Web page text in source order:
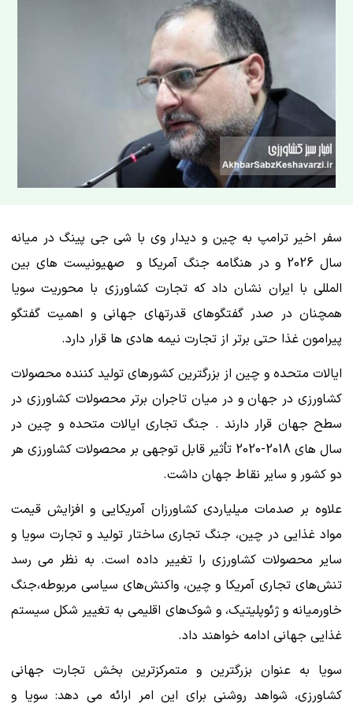
سفر اخیر ترامپ به چین و دیدار وی با شی جی پینگ در میانه
سال 2026 و در هنگامه جنگ آمریکا و صهیونیست های بین
المللی با ایران نشان داد که تجارت کشاورزی با محوریت سویا
همچنان در صدر گفتگوهای قدرتهای جهانی و اهمیت گفتگو
پیرامون غذا حتی برتر از تجارت نیمه هادی ها قرار دارد.
ایالات متحده و چین از بزرگترین کشورهای تولید کننده محصولات
کشاورزی در جهان و در میان تاجران برتر محصولات کشاورزی در
سطح جهان قرار دارند . جنگ تجاری ایالات متحده و چین در
سال های 2018-2020 تأثیر قابل توجهی بر محصولات کشاورزی هر
دو کشور و سایر نقاط جهان داشت.
علاوه بر صدمات میلیاردی کشاورزان آمریکایی و افزایش قیمت
مواد غذایی در چین، جنگ تجاری ساختار تولید و تجارت سویا و
سایر محصولات کشاورزی را تغییر داده است. به نظر می رسد
تنش‌های تجاری آمریکا و چین، واکنش‌های سیاسی مربوطه،جنگ
خاورمیانه و ژئوپلیتیک، و شوک‌های اقلیمی به تغییر شکل سیستم
غذایی جهانی ادامه خواهند داد.
سویا به عنوان بزرگترین و متمرکزترین بخش تجارت جهانی
کشاورزی، شواهد روشنی برای این امر ارائه می دهد: سویا و